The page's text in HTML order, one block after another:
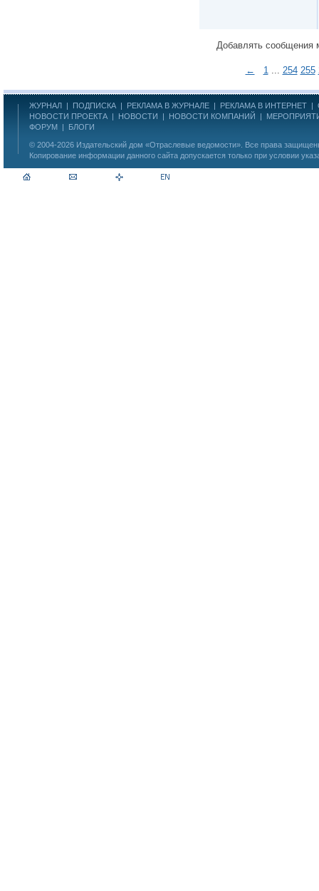
Добавлять сообщения
← 1... 254 255
ЖУРНАЛ | ПОДПИСКА | РЕКЛАМА В ЖУРНАЛЕ | РЕКЛАМА В ИНТЕРНЕТ |
НОВОСТИ ПРОЕКТА | НОВОСТИ | НОВОСТИ КОМПАНИЙ |
ФОРУМ | БЛОГИ
© 2004-2026 Издательский дом «Отраслевые ведомости» . Все права
Копирование информации данного сайта допускается только при условии